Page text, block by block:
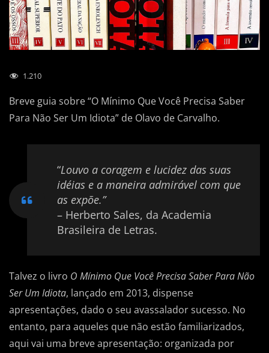
1.210
Breve guia sobre “O Mínimo Que Você Precisa Saber
Para Não Ser Um Idiota” de Olavo de Carvalho.
“Louvo a coragem e lucidez das suas
idéias e a maneira admirável com que
as expõe.”
– Herberto Sales, da Academia
Brasileira de Letras.
Talvez o livro O Mínimo Que Você Precisa Saber Para Não
Ser Um Idiota, lançado em 2013, dispense
apresentações, dado o seu avassalador sucesso. No
entanto, para aqueles que não estão familiarizados,
aqui vai uma breve apresentação: organizada por